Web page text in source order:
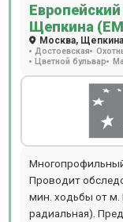
Щепкина
Москва,
Достоевская
Цветной бульвар
Проводит
мин. ходьбы от м.
радиальная).